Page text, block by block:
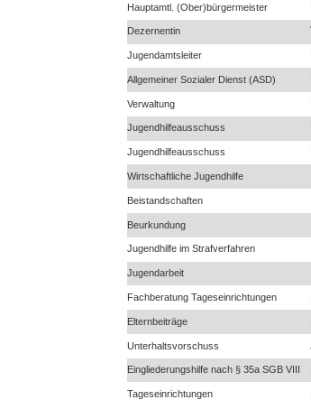
Hauptamtl. (Ober)bürgermeister
Dezernentin
Jugendamtsleiter
Allgemeiner Sozialer Dienst (ASD)
Verwaltung
Jugendhilfeausschuss
Jugendhilfeausschuss
Wirtschaftliche Jugendhilfe
Beistandschaften
Beurkundung
Jugendhilfe im Strafverfahren
Jugendarbeit
Fachberatung Tageseinrichtungen
Elternbeiträge
Unterhaltsvorschuss
Eingliederungshilfe nach § 35a SGB VIII
Tageseinrichtungen